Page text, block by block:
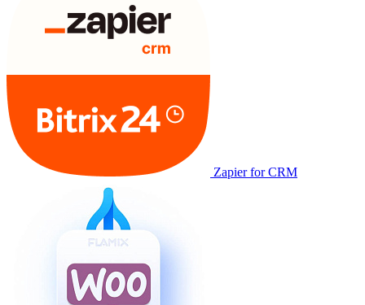
Zapier for CRM